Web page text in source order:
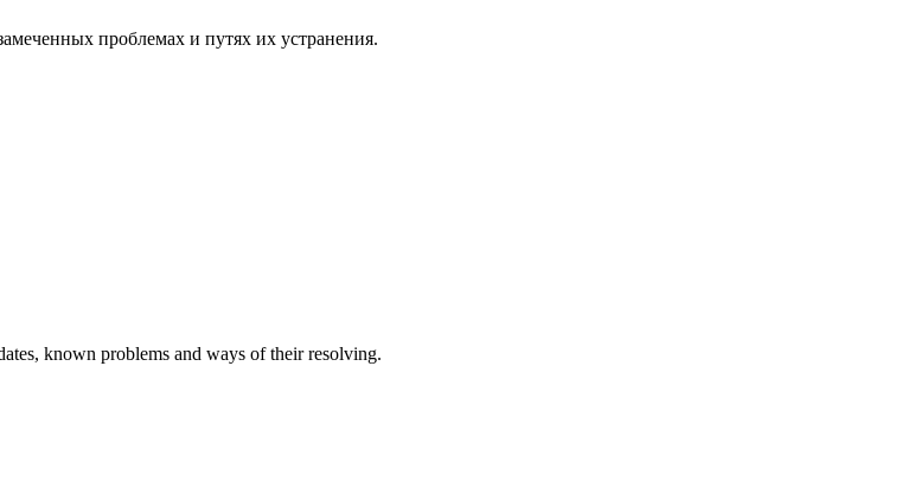
проблемах и путях их устранения.
known problems and ways of their resolving.